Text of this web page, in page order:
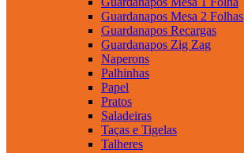
Guardanapos Mesa 2 Folhas
Guardanapos Recargas
Guardanapos Zig Zag
Naperons
Palhinhas
Papel
Pratos
Saladeiras
Taças e Tigelas
Talheres